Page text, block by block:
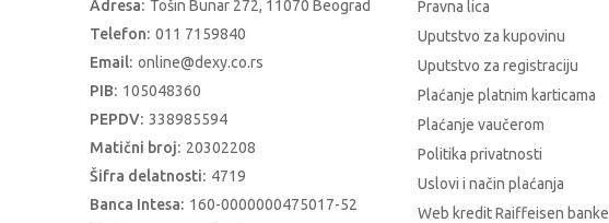
Adresa: Tošin Bunar 272, 11070 Beograd
Telefon: 011 7159840
Email: online@dexy.co.rs
PIB: 105048360
PEPDV: 338985594
Matični broj: 20302208
Šifra delatnosti: 4719
Banca Intesa: 160-0000000475017-52
Pravna lica
Uputstvo za kupovinu
Uputstvo za registraciju
Plaćanje platnim karticama
Plaćanje vaučerom
Politika privatnosti
Uslovi i način plaćanja
Web kredit Raiffeisen banke